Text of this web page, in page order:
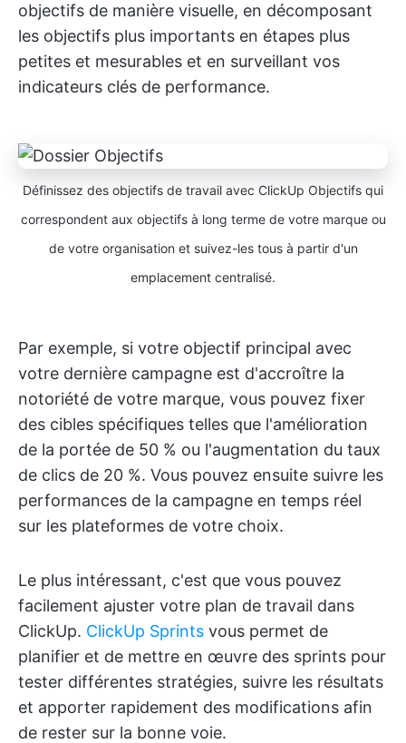
objectifs de manière visuelle, en décomposant
les objectifs plus importants en étapes plus
petites et mesurables et en surveillant vos
indicateurs clés de performance.
Définissez des objectifs de travail avec ClickUp Objectifs qui
correspondent aux objectifs à long terme de votre marque ou
de votre organisation et suivez-les tous à partir d'un
emplacement centralisé.
Par exemple, si votre objectif principal avec
votre dernière campagne est d'accroître la
notoriété de votre marque, vous pouvez fixer
des cibles spécifiques telles que l'amélioration
de la portée de 50 % ou l'augmentation du taux
de clics de 20 %. Vous pouvez ensuite suivre les
performances de la campagne en temps réel
sur les plateformes de votre choix.
Le plus intéressant, c'est que vous pouvez
facilement ajuster votre plan de travail dans
ClickUp. ClickUp Sprints vous permet de
planifier et de mettre en œuvre des sprints pour
tester différentes stratégies, suivre les résultats
et apporter rapidement des modifications afin
de rester sur la bonne voie.